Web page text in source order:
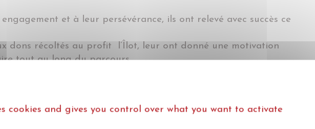
et à leur persévérance, ils ont relevé avec succès ce
dons récoltés au profit l’Îlot, leur ont donné une motivation
tout au long du parcours.
et la volonté de relever les défis avec conviction.
cookies and gives you control over what you want to activate